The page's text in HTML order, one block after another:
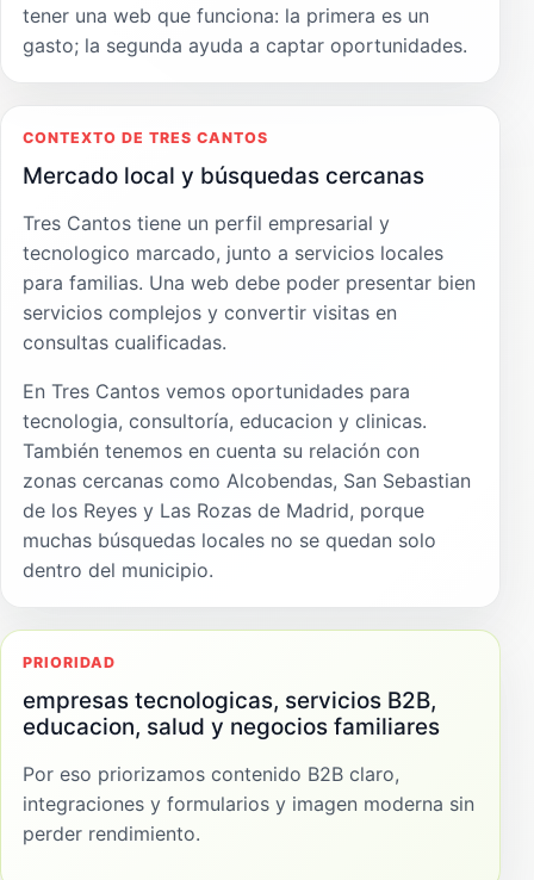
tener una web que funciona: la primera es un
gasto; la segunda ayuda a captar oportunidades.
CONTEXTO DE TRES CANTOS
Mercado local y búsquedas cercanas
Tres Cantos tiene un perfil empresarial y
tecnologico marcado, junto a servicios locales
para familias. Una web debe poder presentar bien
servicios complejos y convertir visitas en
consultas cualificadas.
En Tres Cantos vemos oportunidades para
tecnologia, consultoría, educacion y clinicas.
También tenemos en cuenta su relación con
zonas cercanas como Alcobendas, San Sebastian
de los Reyes y Las Rozas de Madrid, porque
muchas búsquedas locales no se quedan solo
dentro del municipio.
PRIORIDAD
empresas tecnologicas, servicios B2B,
educacion, salud y negocios familiares
Por eso priorizamos contenido B2B claro,
integraciones y formularios y imagen moderna sin
perder rendimiento.